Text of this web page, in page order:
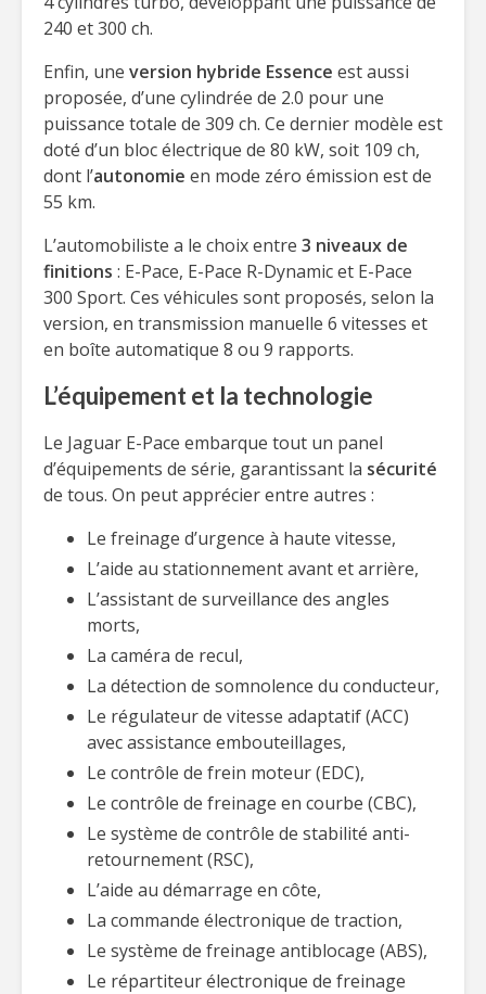
240 et 300 ch.
Enfin, une version hybride Essence est aussi
proposée, d’une cylindrée de 2.0 pour une
puissance totale de 309 ch. Ce dernier modèle est
doté d’un bloc électrique de 80 kW, soit 109 ch,
dont l’autonomie en mode zéro émission est de
55 km.
L’automobiliste a le choix entre 3 niveaux de
finitions : E-Pace, E-Pace R-Dynamic et E-Pace
300 Sport. Ces véhicules sont proposés, selon la
version, en transmission manuelle 6 vitesses et
en boîte automatique 8 ou 9 rapports.
L’équipement et la technologie
Le Jaguar E-Pace embarque tout un panel
d’équipements de série, garantissant la sécurité
de tous. On peut apprécier entre autres :
Le freinage d’urgence à haute vitesse,
L’aide au stationnement avant et arrière,
L’assistant de surveillance des angles
morts,
La caméra de recul,
La détection de somnolence du conducteur,
Le régulateur de vitesse adaptatif (ACC)
avec assistance embouteillages,
Le contrôle de frein moteur (EDC),
Le contrôle de freinage en courbe (CBC),
Le système de contrôle de stabilité anti-
retournement (RSC),
L’aide au démarrage en côte,
La commande électronique de traction,
Le système de freinage antiblocage (ABS),
Le répartiteur électronique de freinage